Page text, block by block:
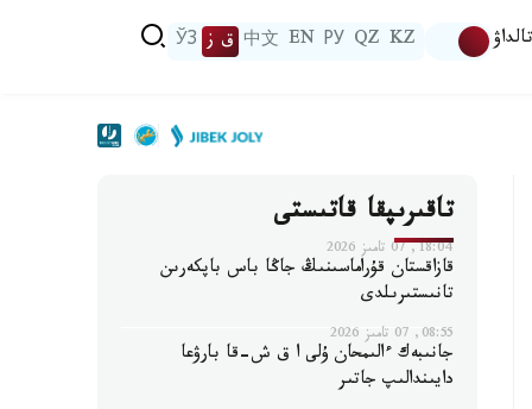
تالداۋ KZ
QZ
РУ
EN
中文 ق ز ЎЗ
تاقىرىپقا قاتىستى
18:04, 07 تامىز 2026
قازاقستان قۇراماسىنىڭ جاڭا باس باپكەرىن
تانىستىرىلدى
08:55, 07 تامىز 2026
جانىبەك ءالىمحان ۇلى ا ق ش-قا بارۋعا
دايىندالىپ جاتىر